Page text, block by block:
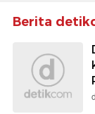
Berita